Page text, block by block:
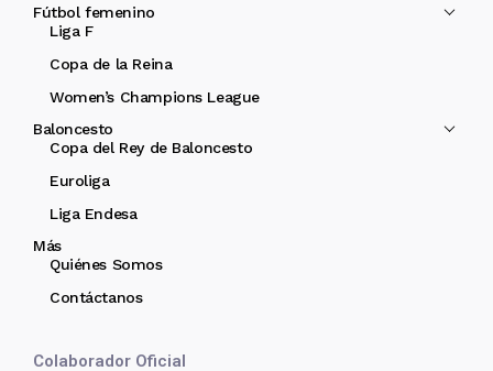
Fútbol femenino
Liga F
Copa de la Reina
Women’s Champions League
Baloncesto
Copa del Rey de Baloncesto
Euroliga
Liga Endesa
Más
Quiénes Somos
Contáctanos
Colaborador Oficial